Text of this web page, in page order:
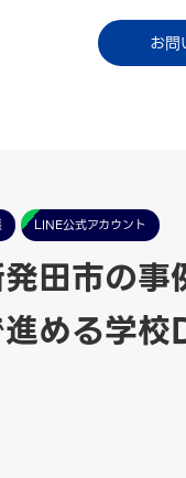
お問
ご利用中
LINE公式アカウント
田市の
める学校